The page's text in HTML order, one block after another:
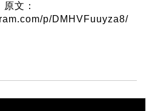
原文：
p/DMHVFuuyza8/